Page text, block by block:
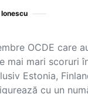
OCDE care
mai mari scoruri
Estonia,
cu un